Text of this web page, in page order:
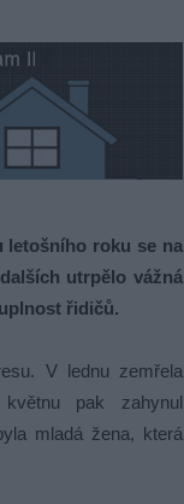
letošního roku se na
utrpělo vážná
řidičů.
V lednu zemřela
pak zahynul
mladá žena, která